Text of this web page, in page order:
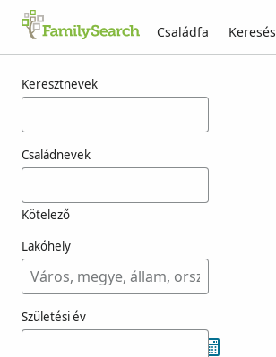
Családfa Keresés
Keresztnevek
Családnevek
Kötelező
Lakóhely
Születési év